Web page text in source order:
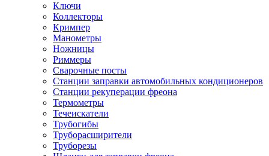
Ключи
Коллекторы
Кримпер
Манометры
Ножницы
Риммеры
Сварочные посты
Станции заправки автомобильных кондиционеров
Станции рекуперации фреона
Термометры
Течеискатели
Трубогибы
Труборасширители
Труборезы